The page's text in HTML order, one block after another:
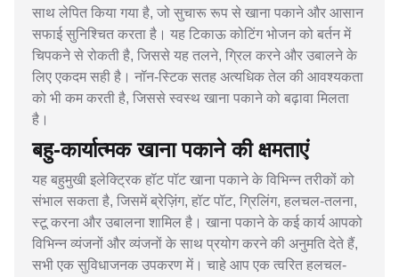
साथ लेपित किया गया है, जो सुचारू रूप से खाना पकाने और आसान
सफाई सुनिश्चित करता है। यह टिकाऊ कोटिंग भोजन को बर्तन में
चिपकने से रोकती है, जिससे यह तलने, ग्रिल करने और उबालने के
लिए एकदम सही है। नॉन-स्टिक सतह अत्यधिक तेल की आवश्यकता
को भी कम करती है, जिससे स्वस्थ खाना पकाने को बढ़ावा मिलता
है।
बहु-कार्यात्मक खाना पकाने की क्षमताएं
यह बहुमुखी इलेक्ट्रिक हॉट पॉट खाना पकाने के विभिन्न तरीकों को
संभाल सकता है, जिसमें ब्रेज़िंग, हॉट पॉट, ग्रिलिंग, हलचल-तलना,
स्टू करना और उबालना शामिल है। खाना पकाने के कई कार्य आपको
विभिन्न व्यंजनों और व्यंजनों के साथ प्रयोग करने की अनुमति देते हैं,
सभी एक सुविधाजनक उपकरण में। चाहे आप एक त्वरित हलचल-